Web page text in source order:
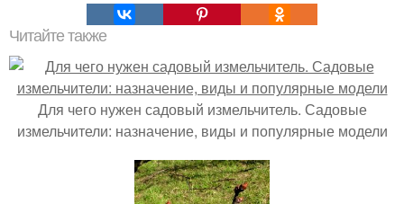
Читайте также
Для чего нужен садовый измельчитель. Садовые
измельчители: назначение, виды и популярные модели